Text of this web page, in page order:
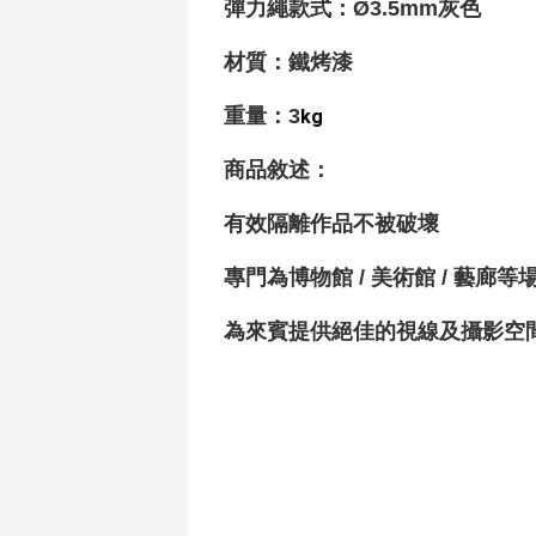
彈力繩款式： Ø3.5mm灰色
材質 ：鐵烤漆
重量 ：3kg
商品敘述：
有效隔離作品不被破壞
專門為博物館 / 美術館 / 藝廊等
為來賓提供絕佳的視線及攝影空